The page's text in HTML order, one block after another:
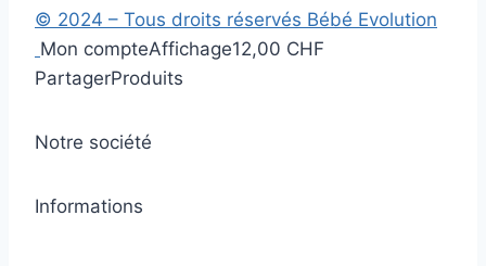
© 2024 – Tous droits réservés Bébé Evolution
Mon compteAffichage12,00 CHF
PartagerProduits
Notre société
Informations